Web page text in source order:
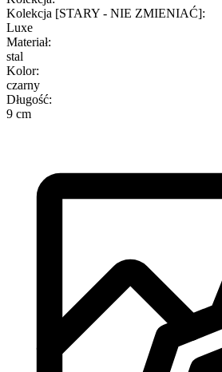
Kolekcja [STARY - NIE ZMIENIAĆ]:
Luxe
Materiał:
stal
Kolor:
czarny
Długość:
9 cm